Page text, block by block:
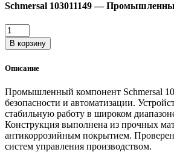
Schmersal 103011149 —
Количество
товара
Schmersal
—
компонент
В корзину
Описание
Промышленный компонент Schmersal
безопасности и автоматизации.
стабильную работу в широком
Конструкция выполнена из прочных
антикоррозийным покрытием.
систем управления производством.